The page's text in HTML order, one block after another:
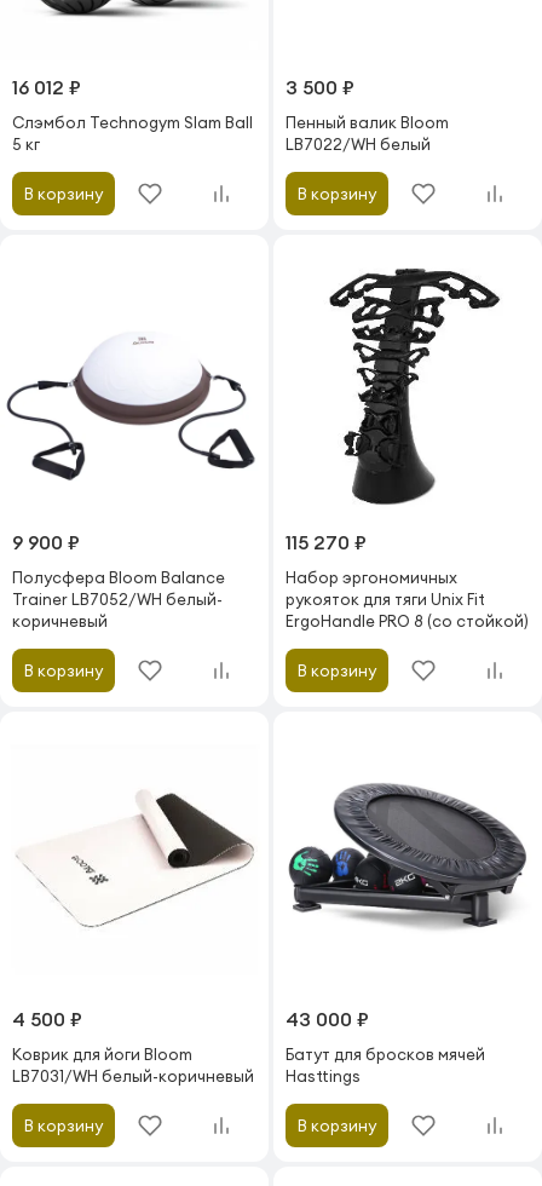
16 012 ₽
Слэмбол Technogym Slam Ball
5 кг
В корзину
3 500 ₽
Пенный валик Bloom
LB7022/WH белый
В корзину
9 900 ₽
Полусфера Bloom Balance
Trainer LB7052/WH белый-
коричневый
В корзину
115 270 ₽
Набор эргономичных
рукояток для тяги Unix Fit
ErgoHandle PRO 8 (со стойкой)
В корзину
4 500 ₽
Коврик для йоги Bloom
LB7031/WH белый-коричневый
В корзину
43 000 ₽
Батут для бросков мячей
Hasttings
В корзину